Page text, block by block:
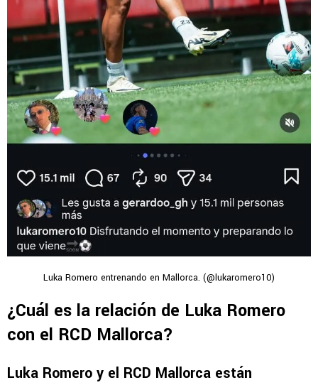
Luka Romero entrenando en Mallorca. (@lukaromero10)
¿Cuál es la relación de Luka Romero
con el RCD Mallorca?
Luka Romero y el RCD Mallorca están